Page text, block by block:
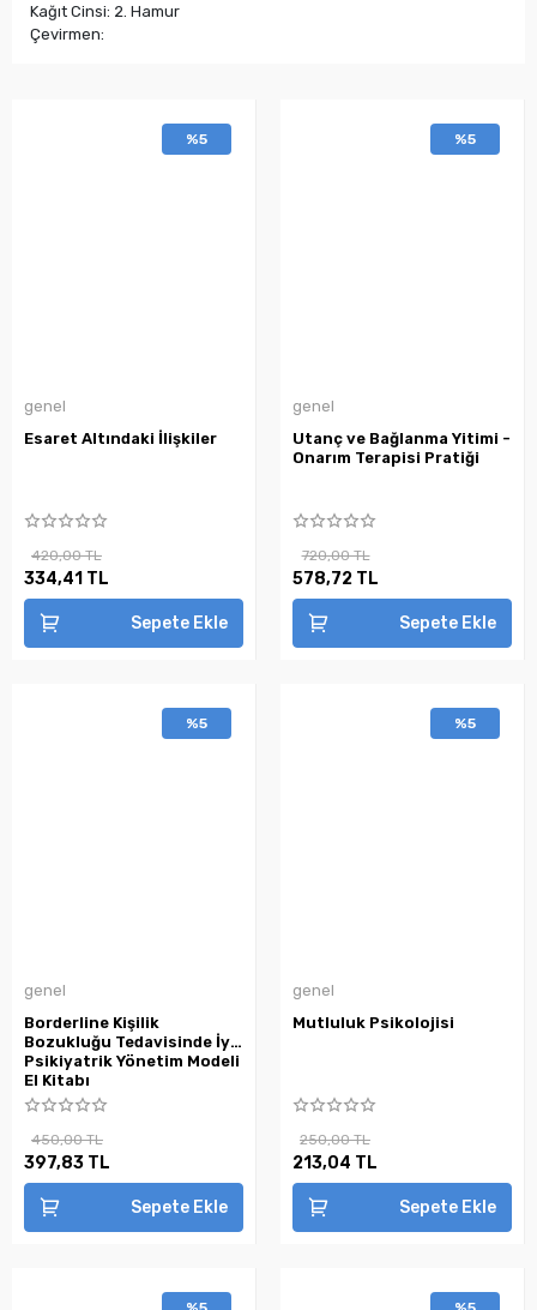
Kağıt Cinsi: 2. Hamur
Çevirmen:
%5
genel
Esaret Altındaki İlişkiler
420,00 TL
334,41 TL
Sepete Ekle
%5
genel
Utanç ve Bağlanma Yitimi -
Onarım Terapisi Pratiği
720,00 TL
578,72 TL
Sepete Ekle
%5
genel
Borderline Kişilik
Bozukluğu Tedavisinde İyi
Psikiyatrik Yönetim Modeli
El Kitabı
450,00 TL
397,83 TL
Sepete Ekle
%5
genel
Mutluluk Psikolojisi
250,00 TL
213,04 TL
Sepete Ekle